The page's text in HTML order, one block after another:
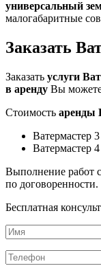
универсальный
малогабаритные
Заказать
Заказать услуги
в аренду Вы
Стоимость аренды
Ватермастер
Ватермастер
Выполнение работ
по договоренности.
Бесплатная